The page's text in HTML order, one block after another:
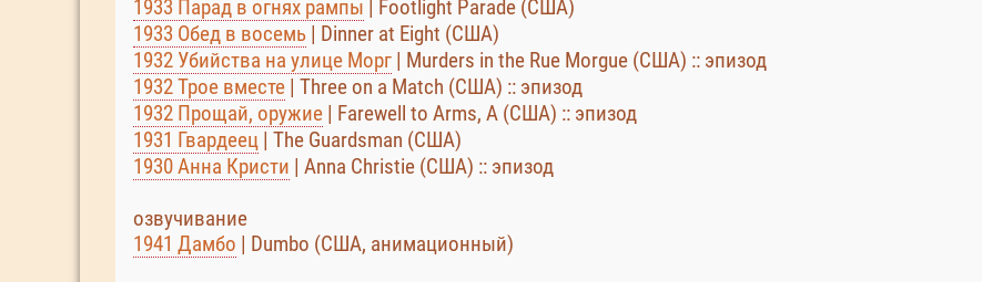
1933 Парад в огнях рампы | Footlight Parade (США)
1933 Обед в восемь | Dinner at Eight (США)
1932 Убийства на улице Морг | Murders in the Rue Morgue (США) :: эпизод
1932 Трое вместе | Three on a Match (США) :: эпизод
1932 Прощай, оружие | Farewell to Arms, A (США) :: эпизод
1931 Гвардеец | The Guardsman (США)
1930 Анна Кристи | Anna Christie (США) :: эпизод
озвучивание
1941 Дамбо | Dumbo (США, анимационный)